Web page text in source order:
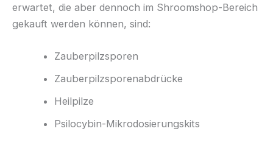
erwartet, die aber dennoch im Shroomshop-Bereich
gekauft werden können, sind:
Zauberpilzsporen
Zauberpilzsporenabdrücke
Heilpilze
Psilocybin-Mikrodosierungskits